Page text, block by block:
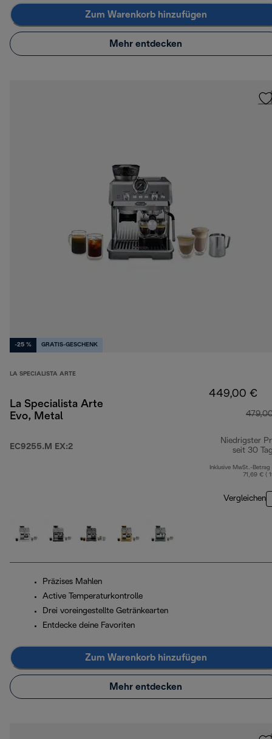
Zum Warenkorb hinzufügen
Mehr entdecken
-25 % GRATIS-GESCHENK
LA SPECIALISTA ARTE
La Specialista Arte
Evo, Metal
EC9255.M EX:2
449,00 €
Niedrigster
seit 30
Inklusive MwSt.-Betrag
71,69 € (
Vergleichen
Präzises Mahlen
Active Temperaturkontrolle
Drei voreingestellte Getränkearten
Entdecke deine Favoriten
Zum Warenkorb hinzufügen
Mehr entdecken